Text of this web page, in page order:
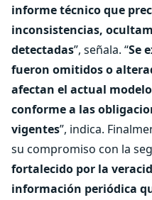
informe técnico que
inconsistencias,
detectadas”, señala. “Se
fueron omitidos o
afectan el actual
conforme a las
vigentes”, indica.
su compromiso con la
fortalecido por la
información periódica